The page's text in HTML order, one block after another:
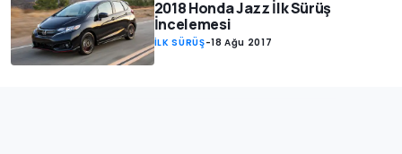
2018 Honda Jazz İlk Sürüş
İncelemesi
İLK SÜRÜŞ-18 Ağu 2017